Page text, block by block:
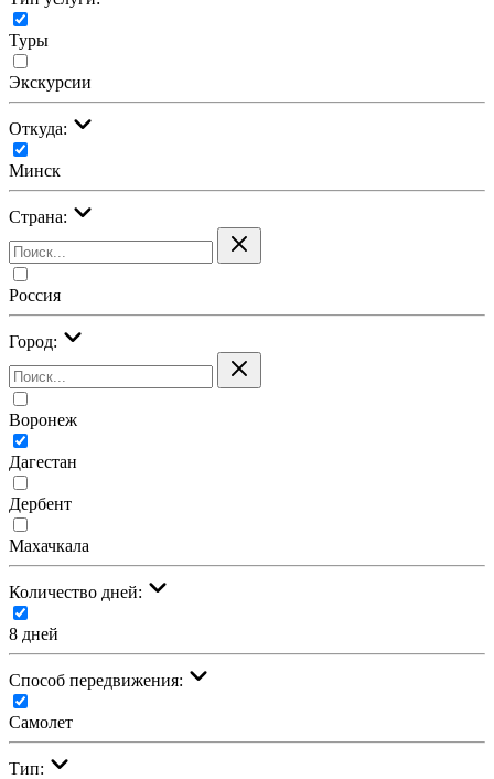
Туры
Экскурсии
Откуда:
Минск
Страна:
Россия
Город:
Воронеж
Дагестан
Дербент
Махачкала
Количество дней:
8 дней
Cпособ передвижения:
Самолет
Тип: